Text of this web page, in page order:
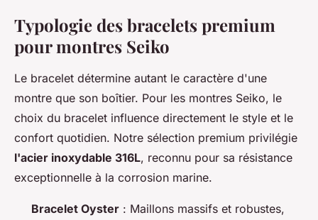
Typologie des bracelets premium
pour montres Seiko
Le bracelet détermine autant le caractère d'une
montre que son boîtier. Pour les montres Seiko, le
choix du bracelet influence directement le style et le
confort quotidien. Notre sélection premium privilégie
l'acier inoxydable 316L, reconnu pour sa résistance
exceptionnelle à la corrosion marine.
Bracelet Oyster : Maillons massifs et robustes,